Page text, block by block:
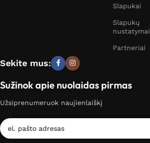
Slapukai
Slapukų
nustatymai
Partneriai
Sekite mus:
Sužinok apie nuolaidas pirmas
Užsiprenumeruok naujienlaiškį